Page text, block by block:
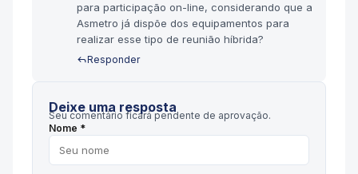
para participação on-line, considerando que a
Asmetro já dispõe dos equipamentos para
realizar esse tipo de reunião híbrida?
Responder
Deixe uma resposta
Seu comentário ficará pendente de aprovação.
Nome *